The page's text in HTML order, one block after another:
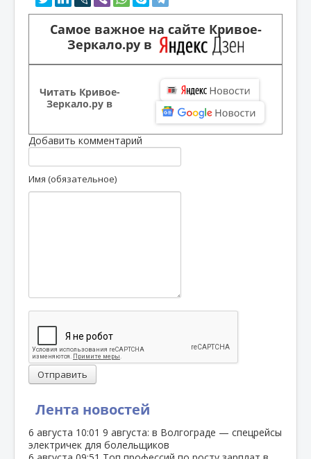
Лента новостей
6 августа 10:01 9 августа: в Волгограде — спецрейсы
электричек для болельщиков
Самое важное на сайте Кривое-
Зеркало.ру в
Читать Кривое-
Зеркало.ру в
Добавить комментарий
Имя (обязательное)
Отправить